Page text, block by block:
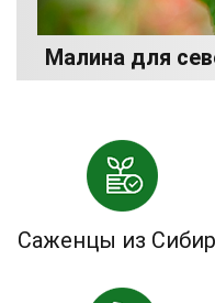
Малина для
Саженцы из